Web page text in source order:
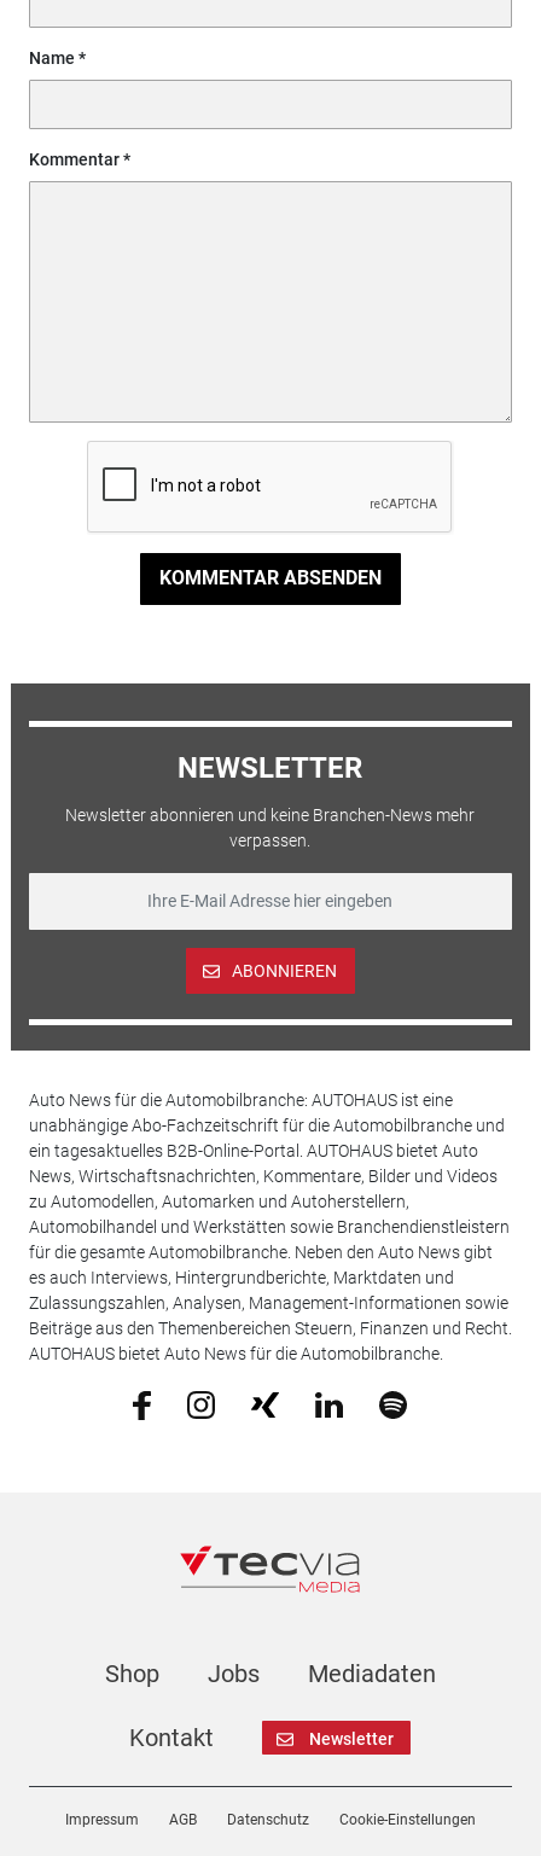
Name
Kommentar
KOMMENTAR ABSENDEN
NEWSLETTER
Newsletter abonnieren und keine Branchen-News mehr
verpassen.
ABONNIEREN
Auto News für die Automobilbranche: AUTOHAUS ist eine
unabhängige Abo-Fachzeitschrift für die Automobilbranche und
ein tagesaktuelles B2B-Online-Portal. AUTOHAUS bietet Auto
News, Wirtschaftsnachrichten, Kommentare, Bilder und Videos
zu Automodellen, Automarken und Autoherstellern,
Automobilhandel und Werkstätten sowie Branchendienstleistern
für die gesamte Automobilbranche. Neben den Auto News gibt
es auch Interviews, Hintergrundberichte, Marktdaten und
Zulassungszahlen, Analysen, Management-Informationen sowie
Beiträge aus den Themenbereichen Steuern, Finanzen und Recht.
AUTOHAUS bietet Auto News für die Automobilbranche.
Shop Jobs Mediadaten
Kontakt Newsletter
Impressum AGB Datenschutz Cookie-Einstellungen